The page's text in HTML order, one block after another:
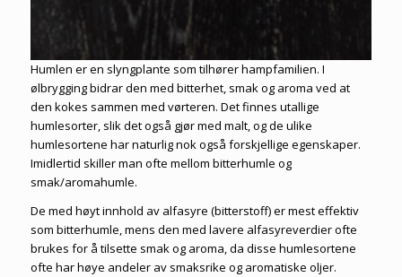
Humlen er en slyngplante som tilhører hampfamilien. I
ølbrygging bidrar den med bitterhet, smak og aroma ved at
den kokes sammen med vørteren. Det finnes utallige
humlesorter, slik det også gjør med malt, og de ulike
humlesortene har naturlig nok også forskjellige egenskaper.
Imidlertid skiller man ofte mellom bitterhumle og
smak/aromahumle.
De med høyt innhold av alfasyre (bitterstoff) er mest effektiv
som bitterhumle, mens den med lavere alfasyreverdier ofte
brukes for å tilsette smak og aroma, da disse humlesortene
ofte har høye andeler av smaksrike og aromatiske oljer.